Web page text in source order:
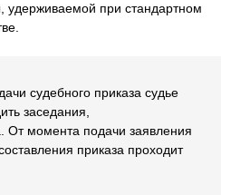
удерживаемой при стандартном
судебного приказа судье
заседания,
От момента подачи заявления
приказа проходит